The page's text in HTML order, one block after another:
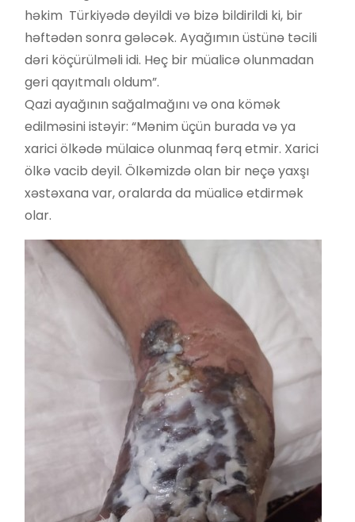
həkim Türkiyədə deyildi və bizə bildirildi ki, bir
həftədən sonra gələcək. Ayağımın üstünə təcili
dəri köçürülməli idi. Heç bir müalicə olunmadan
geri qayıtmalı oldum”.
Qazi ayağının sağalmağını və ona kömək
edilməsini istəyir: “Mənim üçün burada və ya
xarici ölkədə mülaicə olunmaq fərq etmir. Xarici
ölkə vacib deyil. Ölkəmizdə olan bir neçə yaxşı
xəstəxana var, oralarda da müalicə etdirmək
olar.